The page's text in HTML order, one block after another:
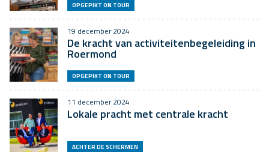
OPGEPIKT ON TOUR
19 december 2024
De kracht van activiteitenbegeleiding in
Roermond
OPGEPIKT ON TOUR
11 december 2024
Lokale pracht met centrale kracht
ACHTER DE SCHERMEN